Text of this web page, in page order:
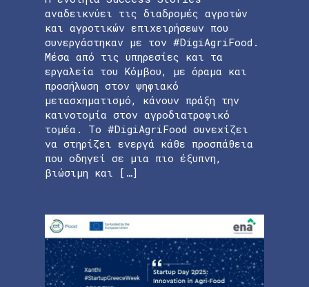
αναδεικνύει τις διαδρομές αγροτών
και αγροτικών επιχειρήσεων που
συνεργάστηκαν με τον #DigiAgriFood.
Μέσα από τις υπηρεσίες και τα
εργαλεία του Κόμβου, με όραμα και
προσήλωση στον ψηφιακό
μετασχηματισμό, κάνουν πράξη την
καινοτομία στον αγροδιατροφικό
τομέα. Το #DigiAgriFood συνεχίζει
να στηρίζει ενεργά κάθε προσπάθεια
που οδηγεί σε μια πιο έξυπνη,
βιώσιμη και […]